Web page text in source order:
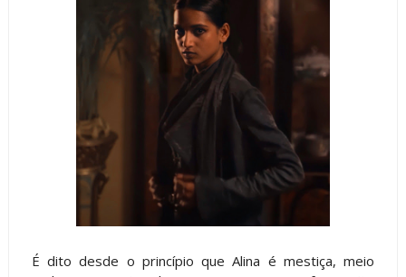
É dito desde o princípio que Alina é mestiça, meio